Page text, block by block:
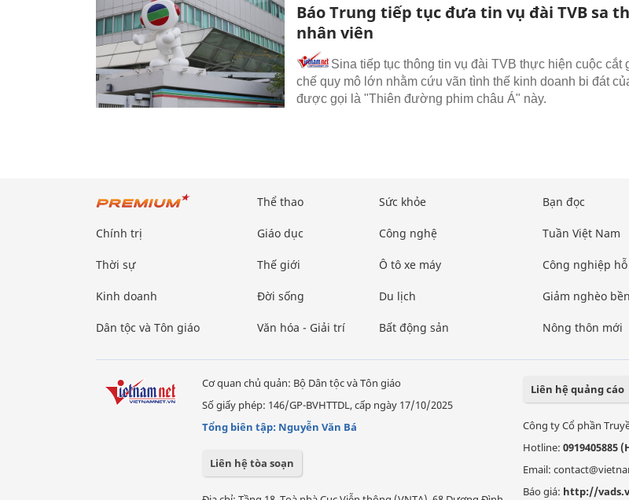
Báo Trung tiếp tục đưa tin vụ đài TVB sa
nhân viên
Sina tiếp tục thông tin vụ đài TVB thực hiện cuộc cắt
chế quy mô lớn nhằm cứu vãn tình thế kinh doanh bi đát
được gọi là "Thiên đường phim châu Á" này.
Chính trị
Thời sự
Kinh doanh
Dân tộc và Tôn giáo
Thể thao
Giáo dục
Thế giới
Đời sống
Văn hóa - Giải trí
Sức khỏe
Công nghệ
Ô tô xe máy
Du lịch
Bất động sản
Bạn đọc
Tuần Việt Nam
Công nghiệp
Giảm nghèo
Nông thôn mới
Cơ quan chủ quản: Bộ Dân tộc và Tôn giáo
Số giấy phép: 146/GP-BVHTTDL, cấp ngày 17/10/2025
Tổng biên tập: Nguyễn Văn Bá
Liên hệ tòa soạn
Liên hệ quảng cáo
Công ty Cổ phần
Hotline: 0919405885
Email:
Báo giá: http://